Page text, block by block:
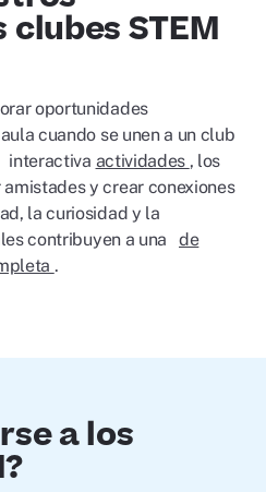
STEM
oportunidades
cuando se unen a un club
interactiva actividades , los
y crear conexiones
la curiosidad y la
contribuyen a una de
.
a los